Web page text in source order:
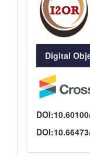
Digital